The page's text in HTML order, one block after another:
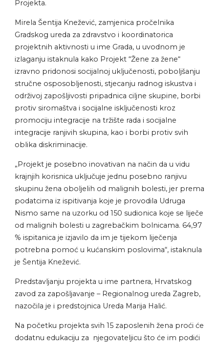
Projekta.
Mirela Šentija Knežević, zamjenica pročelnika
Gradskog ureda za zdravstvo i koordinatorica
projektnih aktivnosti u ime Grada, u uvodnom je
izlaganju istaknula kako Projekt “Žene za žene“
izravno pridonosi socijalnoj uključenosti, poboljšanju
stručne osposobljenosti, stjecanju radnog iskustva i
održivoj zapošljivosti pripadnica ciljne skupine, borbi
protiv siromaštva i socijalne isključenosti kroz
promociju integracije na tržište rada i socijalne
integracije ranjivih skupina, kao i borbi protiv svih
oblika diskriminacije.
„Projekt je posebno inovativan na način da u vidu
krajnjih korisnica uključuje jednu posebno ranjivu
skupinu žena oboljelih od malignih bolesti, jer prema
podatcima iz ispitivanja koje je provodila Udruga
Nismo same na uzorku od 150 sudionica koje se liječe
od malignih bolesti u zagrebačkim bolnicama. 64,97
% ispitanica je izjavilo da im je tijekom liječenja
potrebna pomoć u kućanskim poslovima“, istaknula
je Šentija Knežević.
Predstavljanju projekta u ime partnera, Hrvatskog
zavod za zapošljavanje – Regionalnog ureda Zagreb,
nazočila je i predstojnica Ureda Marija Halić.
Na početku projekta svih 15 zaposlenih žena proći će
dodatnu edukaciju za njegovateljicu što će im podići